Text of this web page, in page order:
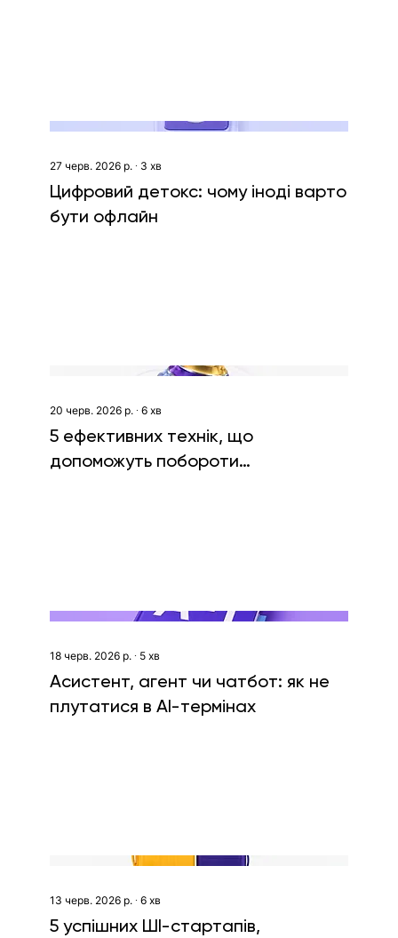
27 черв. 2026 р. ∙ 3 хв
Цифровий детокс: чому іноді варто
бути офлайн
20 черв. 2026 р.∙ 6 хв
5 ефективних технік, що
допоможуть побороти
18 черв. 2026 р. ∙ 5 хв
Асистент, агент чи чатбот: як не
плутатися в AI-термінах
13 черв. 2026 р. ∙ 6 хв
5 успішних ШІ-стартапів,